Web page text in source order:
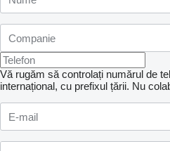
Vă rugăm să controlați numărul de
internațional, cu prefixul țării. Nu